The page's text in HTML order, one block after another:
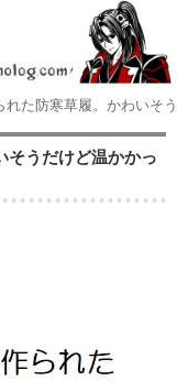
れた防寒草履。かわいそ
そうだけど温かかっ